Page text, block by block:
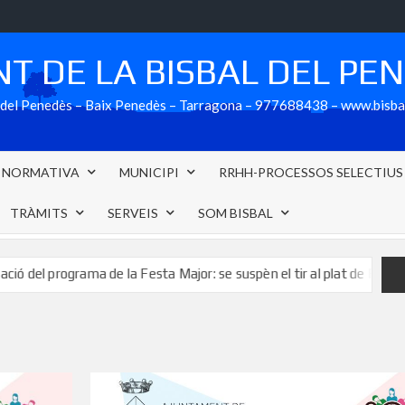
DE LA BISBAL DEL
Penedès – Baix Penedès – Tarragona – 977688438 –
NORMATIVA MUNICIPI RRHH-PROCESSOS SELECTIUS
TRÀMITS SERVEIS SOM BISBAL
programa de la Festa Major: se suspèn el tir al plat de Festa